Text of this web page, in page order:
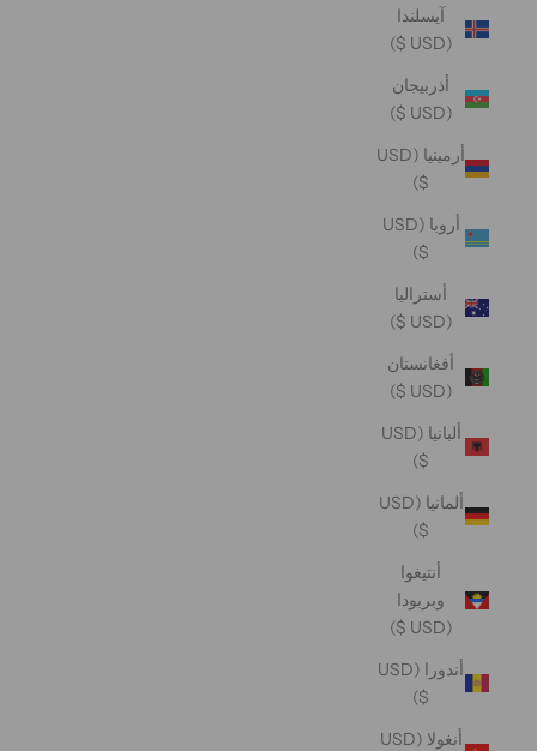
آيسلندا
(USD $)
أذربيجان
(USD $)
أرمينيا (USD
$)
أروبا (USD
$)
أستراليا
(USD $)
أفغانستان
(USD $)
ألبانيا (USD
$)
ألمانيا (USD
$)
أنتيغوا
وبربودا
(USD $)
أندورا (USD
$)
أنغولا (USD